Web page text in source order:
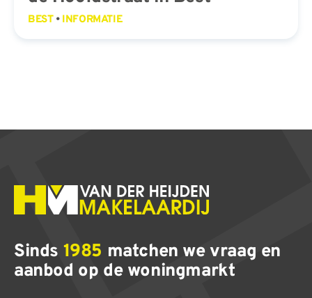
BEST• INFORMATIE
Sinds 1985 matchen we vraag en
aanbod op de woningmarkt